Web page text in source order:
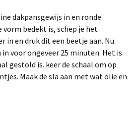
dakpansgewijs in en ronde
vorm bedekt is, schep je het
en druk dit een beetje aan. Nu
in voor ongeveer 25 minuten. Het is
gestold is. keer de schaal om op
Maak de sla aan met wat olie en